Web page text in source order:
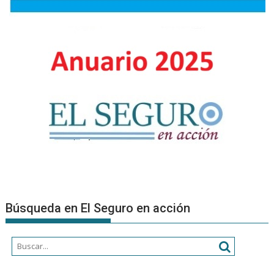
Búsqueda en El Seguro en acción